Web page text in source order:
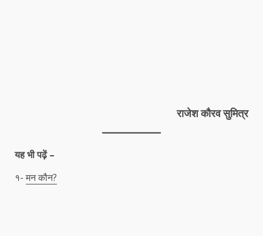
राजेश कौरव सुमित्र
यह भी पढ़ें –
१- मन कौन?